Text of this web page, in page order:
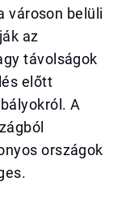
városon belüli
az
távolságok
előtt
A
országok